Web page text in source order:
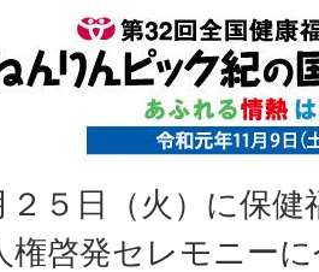
２５日（火）に保
権啓発セレモニー